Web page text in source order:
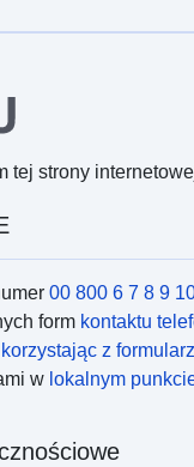
tej strony
00 800 6 7 8 9
form kontaktu
korzystając z
w lokalnym